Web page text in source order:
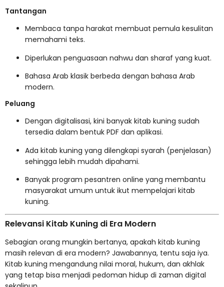
Tantangan
Membaca tanpa harakat membuat pemula kesulitan
memahami teks.
Diperlukan penguasaan nahwu dan sharaf yang kuat.
Bahasa Arab klasik berbeda dengan bahasa Arab
modern.
Peluang
Dengan digitalisasi, kini banyak kitab kuning sudah
tersedia dalam bentuk PDF dan aplikasi.
Ada kitab kuning yang dilengkapi syarah (penjelasan)
sehingga lebih mudah dipahami.
Banyak program pesantren online yang membantu
masyarakat umum untuk ikut mempelajari kitab
kuning.
Relevansi Kitab Kuning di Era Modern
Sebagian orang mungkin bertanya, apakah kitab kuning
masih relevan di era modern? Jawabannya, tentu saja iya.
Kitab kuning mengandung nilai moral, hukum, dan akhlak
yang tetap bisa menjadi pedoman hidup di zaman digital